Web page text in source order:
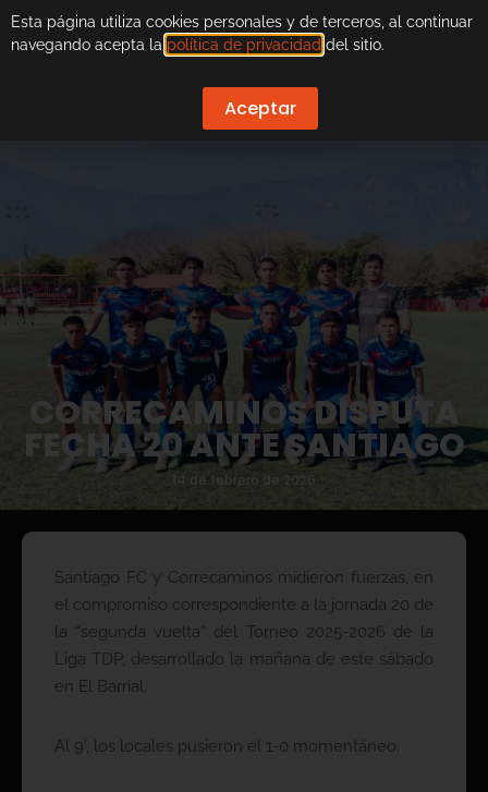
CORRECAMINOS DISPUTA
FECHA 20 ANTE SANTIAGO
14 de febrero de 2026
Santiago FC y Correcaminos midieron fuerzas, en
el compromiso correspondiente a la jornada 20 de
la “segunda vuelta” del Torneo 2025-2026 de la
Liga TDP, desarrollado la mañana de este sábado
en El Barrial.
Al 9’, los locales pusieron el 1-0 momentáneo.
Esta página utiliza cookies personales y de terceros, al continuar
navegando acepta la política de privacidad del sitio.
Aceptar